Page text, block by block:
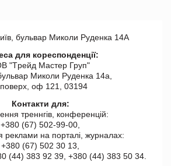
бульвар Миколи Руденка 14А
для кореспонденції:
"Tрейд Мастер Груп"
Миколи Руденка 14а,
оф 121, 03194
Контакти для:
треннгів, конференцій:
+380 (67) 502-99-00,
реклами на порталі, журналах:
+380 (67) 502 30 13,
(44) 383 92 39, +380 (44) 383 50 34.